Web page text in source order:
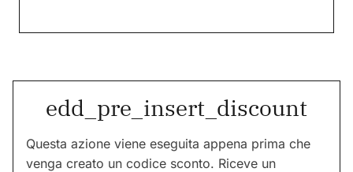
edd_pre_insert_discount
Questa azione viene eseguita appena prima che
venga creato un codice sconto. Riceve un